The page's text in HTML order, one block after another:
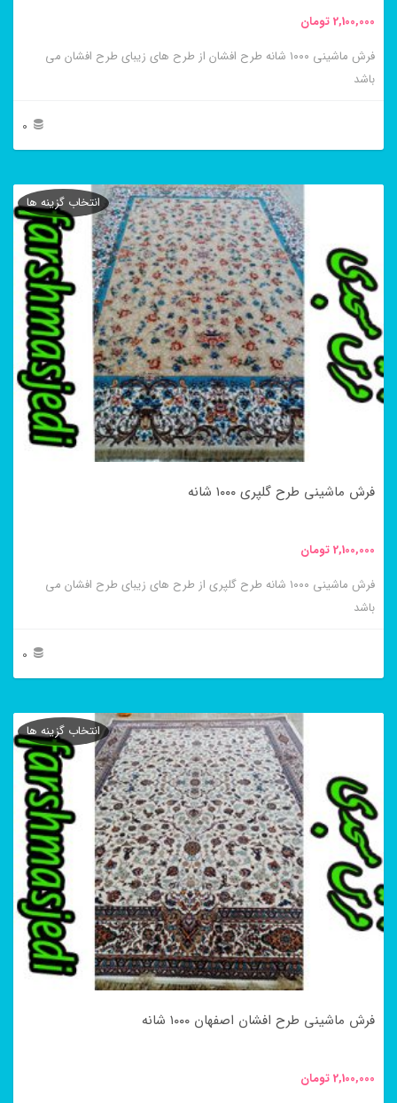
انتخاب
شوند
2,100,000تومان
فرش ماشینی ۱۰۰۰ شانه طرح افشان از طرح های زیبای طرح افشان می
باشد
0
محصول
مختلفی
باشد.
گزینه
ها
صفحه
انتخاب
شوند
فرش ماشینی طرح گلپری ۱۰۰۰ شانه
2,100,000تومان
فرش ماشینی ۱۰۰۰ شانه طرح گلپری از طرح های زیبای طرح افشان می
باشد
0
انتخاب گزینه ها
محصول
مختلفی
باشد.
گزینه
ها
صفحه
انتخاب
فرش ماشینی طرح افشان اصفهان ۱۰۰۰ شانه
2,100,000تومان
انتخاب گزینه ها